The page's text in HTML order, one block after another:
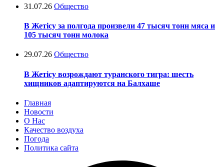
31.07.26 Общество
В Жетісу за полгода произвели 47 тысяч тонн мяса и
105 тысяч тонн молока
29.07.26 Общество
В Жетісу возрождают туранского тигра: шесть
хищников адаптируются на Балхаше
Главная
Новости
О Нас
Качество воздуха
Погода
Политика сайта